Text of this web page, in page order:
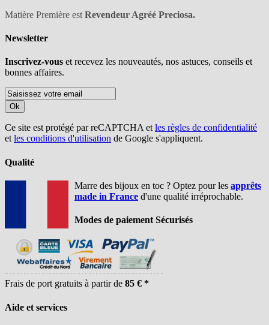
Matière Première est Revendeur Agréé Preciosa.
Newsletter
Inscrivez-vous et recevez les nouveautés, nos astuces, conseils et
bonnes affaires.
Ok
Ce site est protégé par reCAPTCHA etles règles de confidentialité
etles conditions d'utilisation de Google s'appliquent.
Qualité
Marre des bijoux en toc ? Optez pour les apprêts
made in France d'une qualité irréprochable.
Modes de paiement Sécurisés
Frais de port gratuits à partir de 85 € *
Aide et services